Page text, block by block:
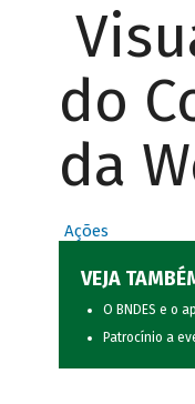
do
da
Ações
VEJA
O BNDES e o
Patrocínio a